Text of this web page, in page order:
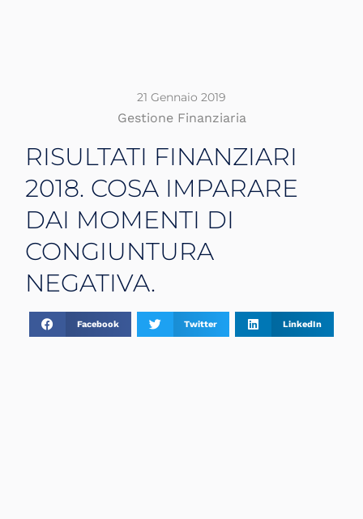
21 Gennaio 2019
Gestione Finanziaria
RISULTATI FINANZIARI
2018. COSA IMPARARE
DAI MOMENTI DI
CONGIUNTURA
NEGATIVA.
Facebook Twitter LinkedIn